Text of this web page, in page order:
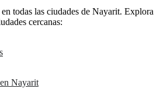
todas las ciudades de Nayarit. Explora
cercanas:
Nayarit